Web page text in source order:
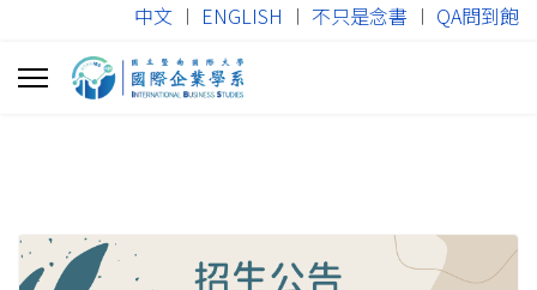
中文 ︱ ENGLISH ︱ 不只是念書 ︱ QA問到飽